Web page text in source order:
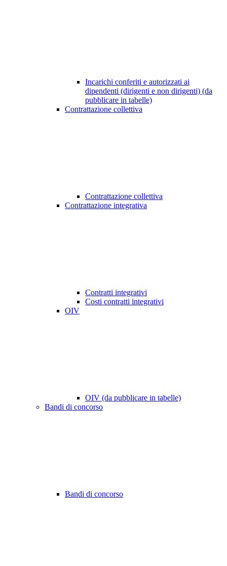
Incarichi conferiti e autorizzati ai
dipendenti (dirigenti e non dirigenti) (da
pubblicare in tabelle)
Contrattazione collettiva
Contrattazione collettiva
Contrattazione integrativa
Contratti integrativi
Costi contratti integrativi
OIV
OIV (da pubblicare in tabelle)
Bandi di concorso
Bandi di concorso